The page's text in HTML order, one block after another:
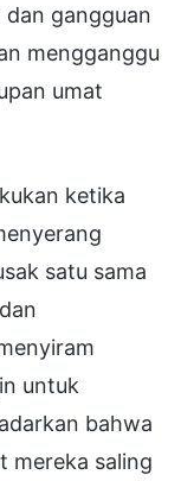
dan gangguan
mengganggu
umat
ketika
satu sama
untuk
bahwa
mereka saling